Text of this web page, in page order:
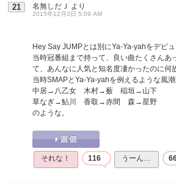
21 名無しだＪ より
2015年12月3日 5:09 AM
Hey Say JUMPとは別にYa-Ya-yahをデビュ
当時冠番組まで持って、良い曲たくさんあ
て、あんなに人気と知名度凄かったのに何
当時SMAPとYa-Ya-yahを例えるような風潮
中居→八乙女 木村→薮 稲垣→山下
草なぎ→鮎川 香取→赤間 森→星野
のような。
それな！ 116 うーん…